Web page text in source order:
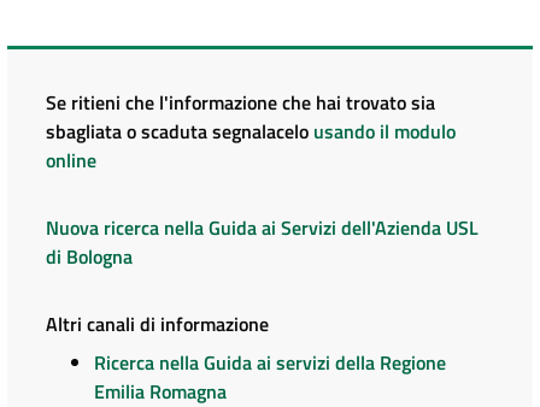
Se ritieni che l'informazione che hai trovato sia
sbagliata o scaduta segnalacelo usando il modulo
online
Nuova ricerca nella Guida ai Servizi dell'Azienda USL
di Bologna
Altri canali di informazione
Ricerca nella Guida ai servizi della Regione
Emilia Romagna